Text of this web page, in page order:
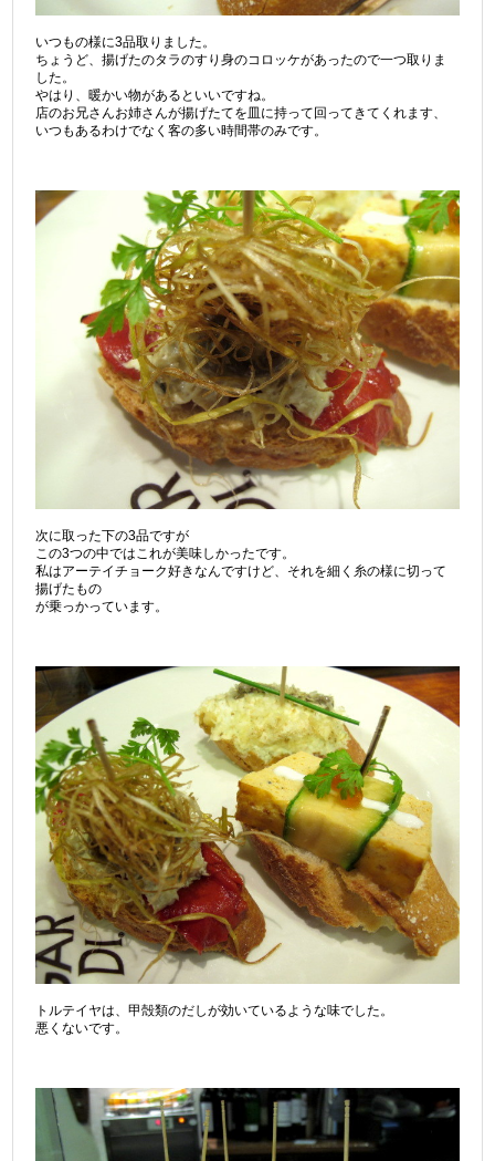
いつもの様に3品取りました。
ちょうど、揚げたのタラのすり身のコロッケがあったので一つ取りま
した。
やはり、暖かい物があるといいですね。
店のお兄さんお姉さんが揚げたてを皿に持って回ってきてくれます、
いつもあるわけでなく客の多い時間帯のみです。
次に取った下の3品ですが
この3つの中ではこれが美味しかったです。
私はアーテイチョーク好きなんですけど、それを細く糸の様に切って
揚げたもの
が乗っかっています。
トルテイヤは、甲殻類のだしが効いているような味でした。
悪くないです。